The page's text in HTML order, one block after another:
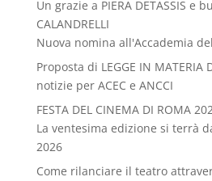
Un grazie a PIERA DETASSIS e
CALANDRELLI
Nuova nomina all'Accademia
Proposta di LEGGE IN MATERIA
notizie per ACEC e ANCCI
FESTA DEL CINEMA DI ROMA
La ventesima edizione si terrà
2026
Come rilanciare il teatro